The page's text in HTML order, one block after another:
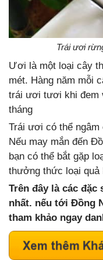
Trái ươi
Ươi là một loại cây
mét. Hàng năm mỗi
trái ươi tươi khi đem
tháng
Trái ươi có thể ngâm
Nếu may mắn đến
bạn có thể bắt gặp
thưởng thức loại quả
Trên đây là các
nhất. nếu tới Đồng
tham khảo ngay